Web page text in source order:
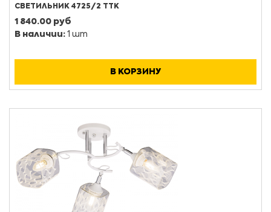
СВЕТИЛЬНИК 4725/2 ТТК
1 840.00 руб
В наличии: 1 шт
В КОРЗИНУ